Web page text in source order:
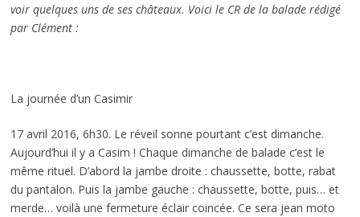
voir quelques uns de ses châteaux. Voici le CR de la balade rédigé
par Clément :
La journée d’un Casimir
17 avril 2016, 6h30. Le réveil sonne pourtant c’est dimanche.
Aujourd’hui il y a Casim ! Chaque dimanche de balade c’est le
même rituel. D’abord la jambe droite : chaussette, botte, rabat
du pantalon. Puis la jambe gauche : chaussette, botte, puis… et
merde… voilà une fermeture éclair coincée. Ce sera jean moto